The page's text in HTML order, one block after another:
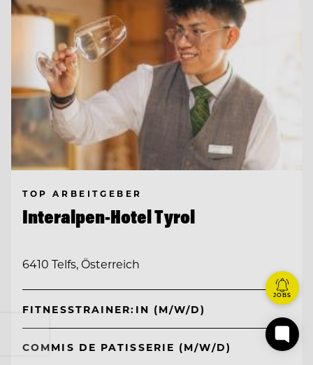
TOP ARBEITGEBER
Interalpen-Hotel Tyrol
6410 Telfs, Österreich
FITNESSTRAINER:IN (M/W/D)
COMMIS DE PATISSERIE (M/W/D)
JOBS